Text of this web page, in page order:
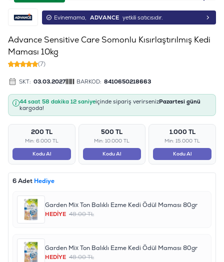
Evinemama, ADVANCE yetkili satıcısıdır.
Advance Sensitive Care Somonlu Kısırlaştırılmış Kedi
Maması 10kg
(7)
SKT: 03.03.2027 BARKOD: 8410650218663
44 saat 58 dakika 12 saniyeiçinde sipariş verirsenizPazartesi günü
kargoda!
200 TL
Min: 6.000 TL
Kodu Al
500 TL
Min: 10.000 TL
Kodu Al
1.000 TL
Min: 15.000 TL
Kodu Al
6 Adet Hediye
Garden Mix Ton Balıklı Ezme Kedi Ödül Maması 80gr
HEDİYE 48.00 TL
Garden Mix Ton Balıklı Ezme Kedi Ödül Maması 80gr
HEDİYE 48.00 TL